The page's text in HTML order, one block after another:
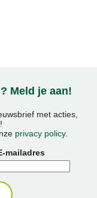
Meld je aan!
met acties,
privacy policy.
mailadres